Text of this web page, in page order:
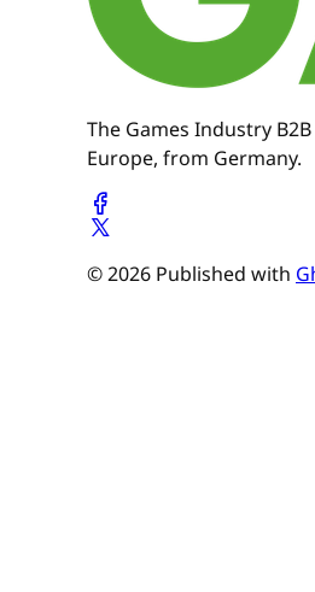
The Games Industry
Europe, from Germany.
© 2026 Published with